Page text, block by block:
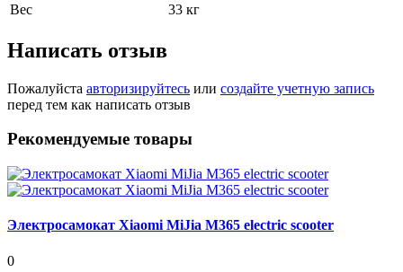
Вес 33 кг
Написать отзыв
Пожалуйста авторизируйтесь или создайте учетную запись
перед тем как написать отзыв
Рекомендуемые товары
Электросамокат Xiaomi MiJia M365 electric scooter
0